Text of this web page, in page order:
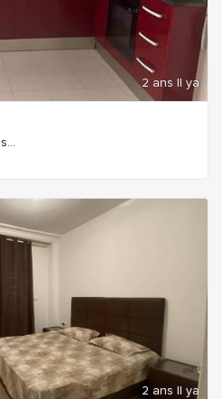
2 ans Il ya
2 ans Il ya